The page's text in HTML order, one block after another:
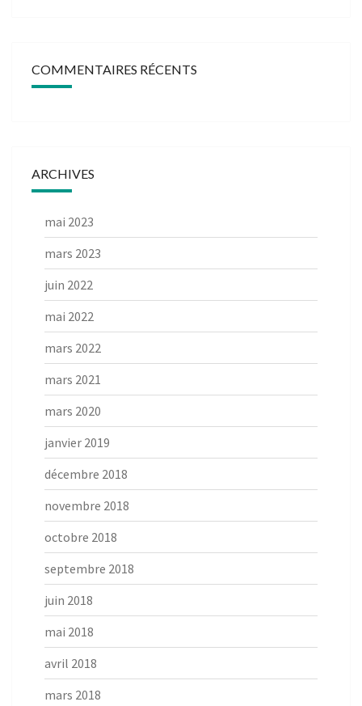
COMMENTAIRES RÉCENTS
ARCHIVES
mai 2023
mars 2023
juin 2022
mai 2022
mars 2022
mars 2021
mars 2020
janvier 2019
décembre 2018
novembre 2018
octobre 2018
septembre 2018
juin 2018
mai 2018
avril 2018
mars 2018